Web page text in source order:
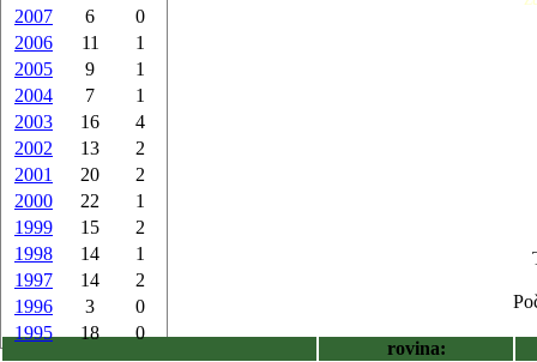
2007
6
0
2006
11
1
2005
9
1
2004
7
1
2003
16
4
2002
13
2
2001
20
2
2000
22
1
1999
15
2
1998
14
1
1997
14
2
1996
3
0
1995
18 0
rovina: